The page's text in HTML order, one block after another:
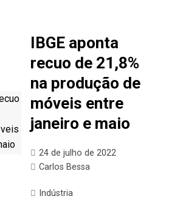
IBGE aponta
recuo de 21,8%
na produção de
móveis entre
janeiro e maio
24 de julho de 2022
Carlos Bessa
Indústria